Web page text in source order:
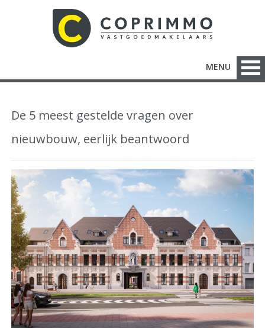
MENU
De 5 meest gestelde vragen over
nieuwbouw, eerlijk beantwoord